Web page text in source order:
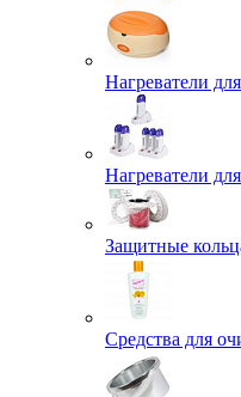
Нагреватели
Нагреватели
Защитные
Средства для